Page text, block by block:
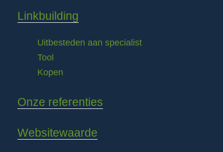
Linkbuilding
Uitbesteden aan specialist
Tool
Kopen
Onze referenties
Websitewaarde